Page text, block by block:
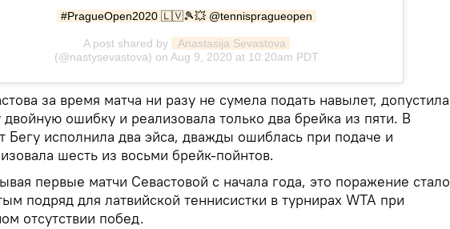
#PragueOpen2020 🇱🇻🎾💥 @tennispragueopen
A post shared by
Anastasija Sevastova
(@nastysevastova) on Aug 9, 2020 at 10:20am PDT
за время матча ни разу не сумела подать навылет, допустила
двойную ошибку и реализовала только два брейка из пяти. В
Бегу исполнила два эйса, дважды ошиблась при подаче и
шесть из восьми брейк-пойнтов.
первые матчи Севастовой с начала года, это поражение стало
подряд для латвийской теннисистки в турнирах WTA при
отсутствии побед.